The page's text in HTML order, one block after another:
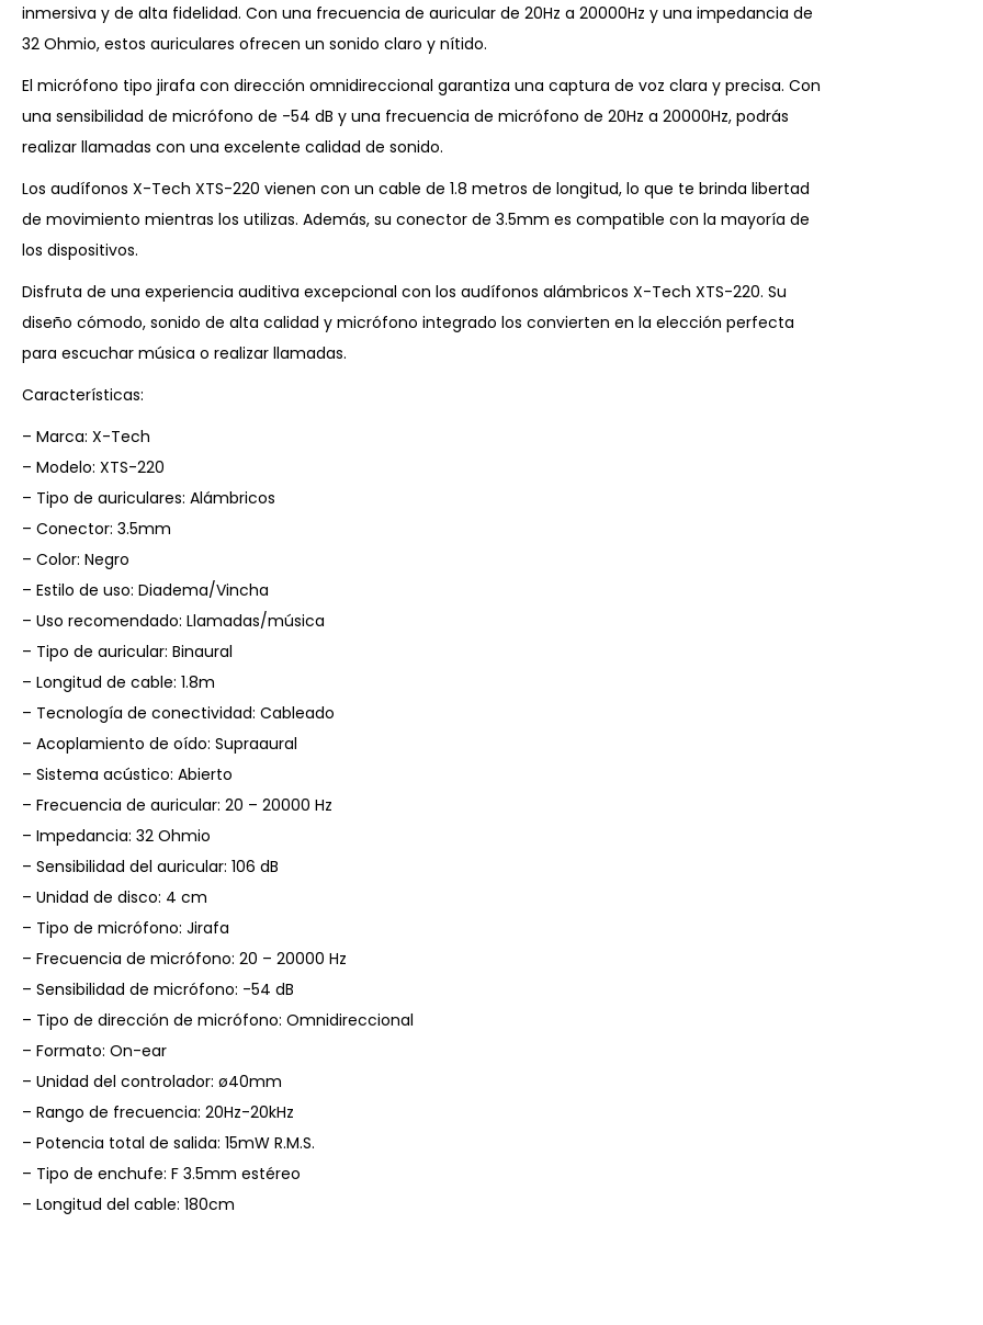
inmersiva y de alta fidelidad. Con una frecuencia de auricular de 20Hz a 20000Hz y una impedancia de
32 Ohmio, estos auriculares ofrecen un sonido claro y nítido.
El micrófono tipo jirafa con dirección omnidireccional garantiza una captura de voz clara y precisa. Con
una sensibilidad de micrófono de -54 dB y una frecuencia de micrófono de 20Hz a 20000Hz, podrás
realizar llamadas con una excelente calidad de sonido.
Los audífonos X-Tech XTS-220 vienen con un cable de 1.8 metros de longitud, lo que te brinda libertad
de movimiento mientras los utilizas. Además, su conector de 3.5mm es compatible con la mayoría de
los dispositivos.
Disfruta de una experiencia auditiva excepcional con los audífonos alámbricos X-Tech XTS-220. Su
diseño cómodo, sonido de alta calidad y micrófono integrado los convierten en la elección perfecta
para escuchar música o realizar llamadas.
Características:
– Marca: X-Tech
– Modelo: XTS-220
– Tipo de auriculares: Alámbricos
– Conector: 3.5mm
– Color: Negro
– Estilo de uso: Diadema/Vincha
– Uso recomendado: Llamadas/música
– Tipo de auricular: Binaural
– Longitud de cable: 1.8m
– Tecnología de conectividad: Cableado
– Acoplamiento de oído: Supraaural
– Sistema acústico: Abierto
– Frecuencia de auricular: 20 – 20000 Hz
– Impedancia: 32 Ohmio
– Sensibilidad del auricular: 106 dB
– Unidad de disco: 4 cm
– Tipo de micrófono: Jirafa
– Frecuencia de micrófono: 20 – 20000 Hz
– Sensibilidad de micrófono: -54 dB
– Tipo de dirección de micrófono: Omnidireccional
– Formato: On-ear
– Unidad del controlador: ø40mm
– Rango de frecuencia: 20Hz-20kHz
– Potencia total de salida: 15mW R.M.S.
– Tipo de enchufe: F 3.5mm estéreo
– Longitud del cable: 180cm